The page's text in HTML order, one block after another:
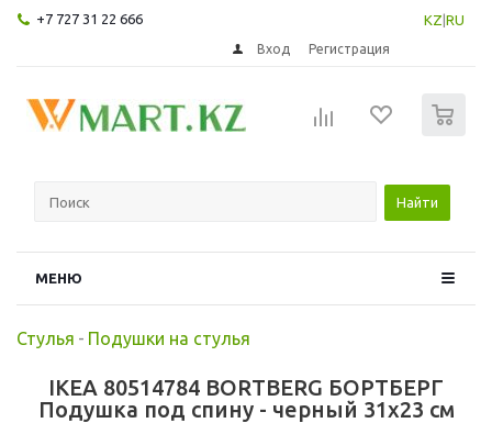
+7 727 31 22 666 KZ RU
Вход Регистрация
Найти
МЕНЮ
Стулья - Подушки на стулья
IKEA 80514784 BORTBERG БОРТБЕРГ
Подушка под спину - черный 31x23 см